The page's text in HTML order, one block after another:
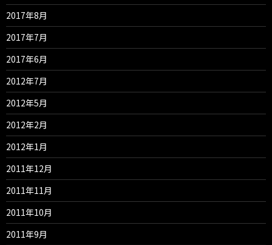
2017年8月
2017年7月
2017年6月
2012年7月
2012年5月
2012年2月
2012年1月
2011年12月
2011年11月
2011年10月
2011年9月